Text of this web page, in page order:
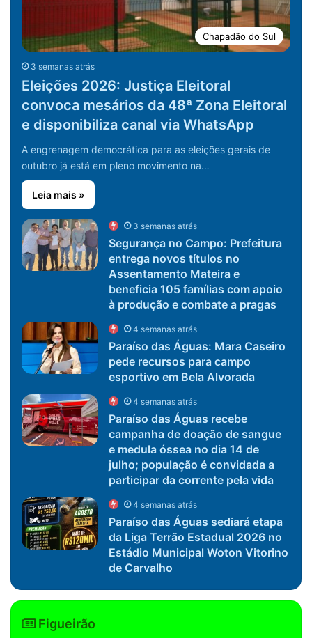
Chapadão do Sul
3 semanas atrás
Eleições 2026: Justiça Eleitoral
convoca mesários da 48ª Zona Eleitoral
e disponibiliza canal via WhatsApp
A engrenagem democrática para as eleições gerais de
outubro já está em pleno movimento na…
Leia mais »
3 semanas atrás
Segurança no Campo: Prefeitura
entrega novos títulos no
Assentamento Mateira e
beneficia 105 famílias com apoio
à produção e combate a pragas
4 semanas atrás
Paraíso das Águas: Mara Caseiro
pede recursos para campo
esportivo em Bela Alvorada
4 semanas atrás
Paraíso das Águas recebe
campanha de doação de sangue
e medula óssea no dia 14 de
julho; população é convidada a
participar da corrente pela vida
4 semanas atrás
Paraíso das Águas sediará etapa
da Liga Terrão Estadual 2026 no
Estádio Municipal Woton Vitorino
de Carvalho
Figueirão